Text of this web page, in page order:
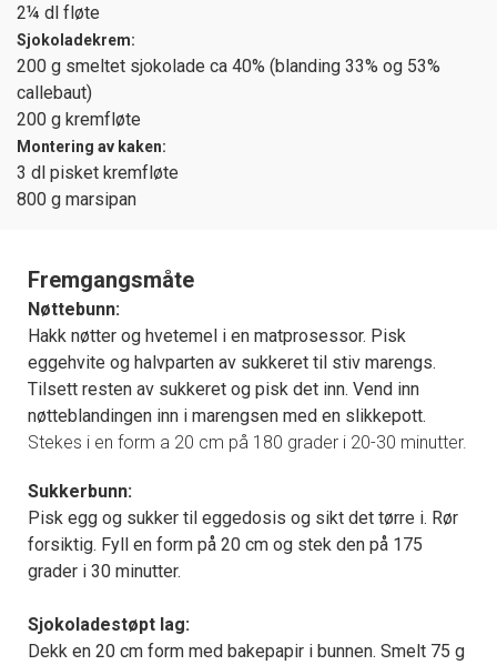
2¼ dl fløte
Sjokoladekrem:
200 g smeltet sjokolade ca 40% (blanding 33% og 53%
callebaut)
200 g kremfløte
Montering av kaken:
3 dl pisket kremfløte
800 g marsipan
Fremgangsmåte
Nøttebunn:
Hakk nøtter og hvetemel i en matprosessor. Pisk
eggehvite og halvparten av sukkeret til stiv marengs.
Tilsett resten av sukkeret og pisk det inn. Vend inn
nøtteblandingen inn i marengsen med en slikkepott.
Stekes i en form a 20 cm på 180 grader i 20-30 minutter.
Sukkerbunn:
Pisk egg og sukker til eggedosis og sikt det tørre i. Rør
forsiktig. Fyll en form på 20 cm og stek den på 175
grader i 30 minutter.
Sjokoladestøpt lag:
Dekk en 20 cm form med bakepapir i bunnen. Smelt 75 g